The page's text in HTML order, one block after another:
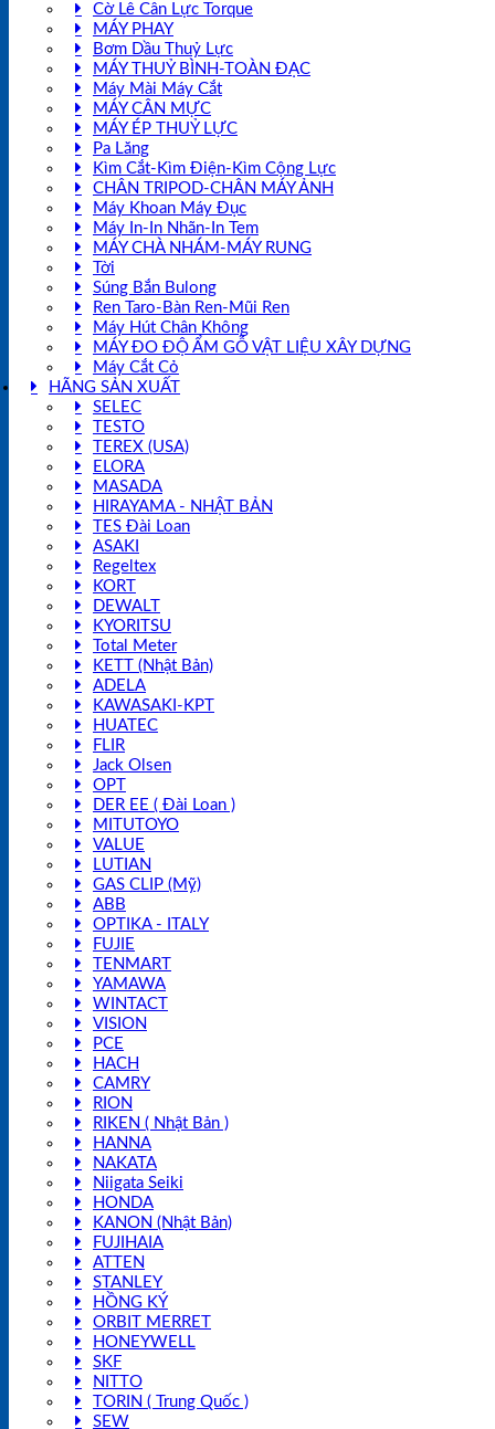
Cờ Lê Cân Lực Torque
MÁY PHAY
Bơm Dầu Thuỷ Lực
MÁY THUỶ BÌNH-TOÀN ĐẠC
Máy Mài Máy Cắt
MÁY CÂN MỰC
MÁY ÉP THUỶ LỰC
Pa Lăng
Kìm Cắt-Kìm Điện-Kìm Cộng Lực
CHÂN TRIPOD-CHÂN MÁY ẢNH
Máy Khoan Máy Đục
Máy In-In Nhãn-In Tem
MÁY CHÀ NHÁM-MÁY RUNG
Tời
Súng Bắn Bulong
Ren Taro-Bàn Ren-Mũi Ren
Máy Hút Chân Không
MÁY ĐO ĐỘ ẨM GỖ VẬT LIỆU XÂY DỰNG
Máy Cắt Cỏ
HÃNG SẢN XUẤT
SELEC
TESTO
TEREX (USA)
ELORA
MASADA
HIRAYAMA - NHẬT BẢN
TES Đài Loan
ASAKI
Regeltex
KORT
DEWALT
KYORITSU
Total Meter
KETT (Nhật Bản)
ADELA
KAWASAKI-KPT
HUATEC
FLIR
Jack Olsen
OPT
DER EE ( Đài Loan )
MITUTOYO
VALUE
LUTIAN
GAS CLIP (Mỹ)
ABB
OPTIKA - ITALY
FUJIE
TENMART
YAMAWA
WINTACT
VISION
PCE
HACH
CAMRY
RION
RIKEN ( Nhật Bản )
HANNA
NAKATA
Niigata Seiki
HONDA
KANON (Nhật Bản)
FUJIHAIA
ATTEN
STANLEY
HỒNG KÝ
ORBIT MERRET
HONEYWELL
SKF
NITTO
TORIN ( Trung Quốc )
SEW